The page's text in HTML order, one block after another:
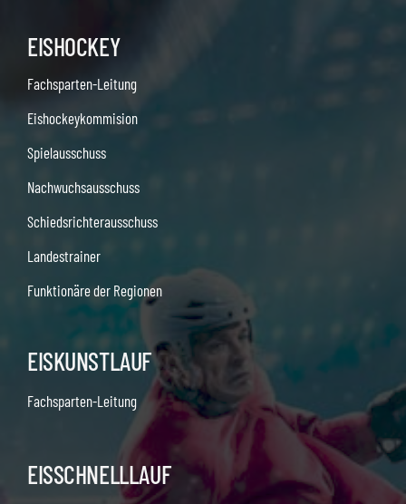
EISHOCKEY
Fachsparten-Leitung
Eishockeykommision
Spielausschuss
Nachwuchsausschuss
Schiedsrichterausschuss
Landestrainer
Funktionäre der Regionen
EISKUNSTLAUF
Fachsparten-Leitung
EISSCHNELLLAUF